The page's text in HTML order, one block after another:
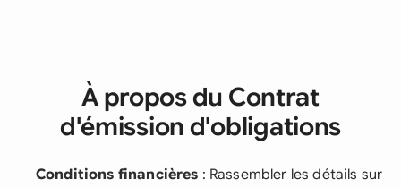
À propos du Contrat
d'émission d'obligations
Conditions financières : Rassembler les détails sur